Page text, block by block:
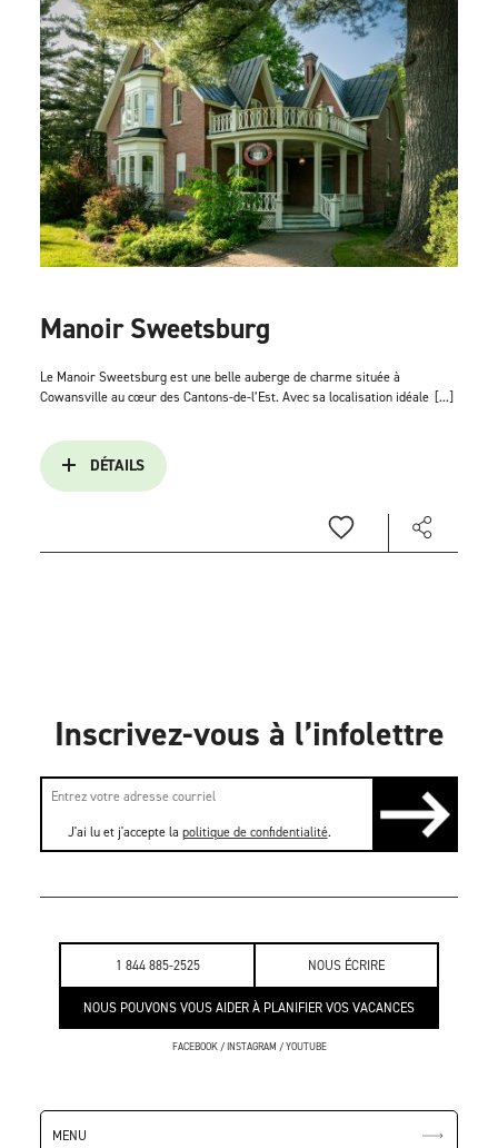
1 844 885-2525 NOUS ÉCRIRE
NOUS POUVONS VOUS AIDER À PLANIFIER VOS VACANCES
FACEBOOK/INSTAGRAM /YOUTUBE
MENU
Manoir Sweetsburg
Le Manoir Sweetsburg est une belle auberge de charme située à
Cowansville au cœur des Cantons-de-l’Est. Avec sa localisation idéale [...]
DÉTAILS
Inscrivez-vous à l’infolettre
J'ai lu et j'accepte la politique de confidentialité.